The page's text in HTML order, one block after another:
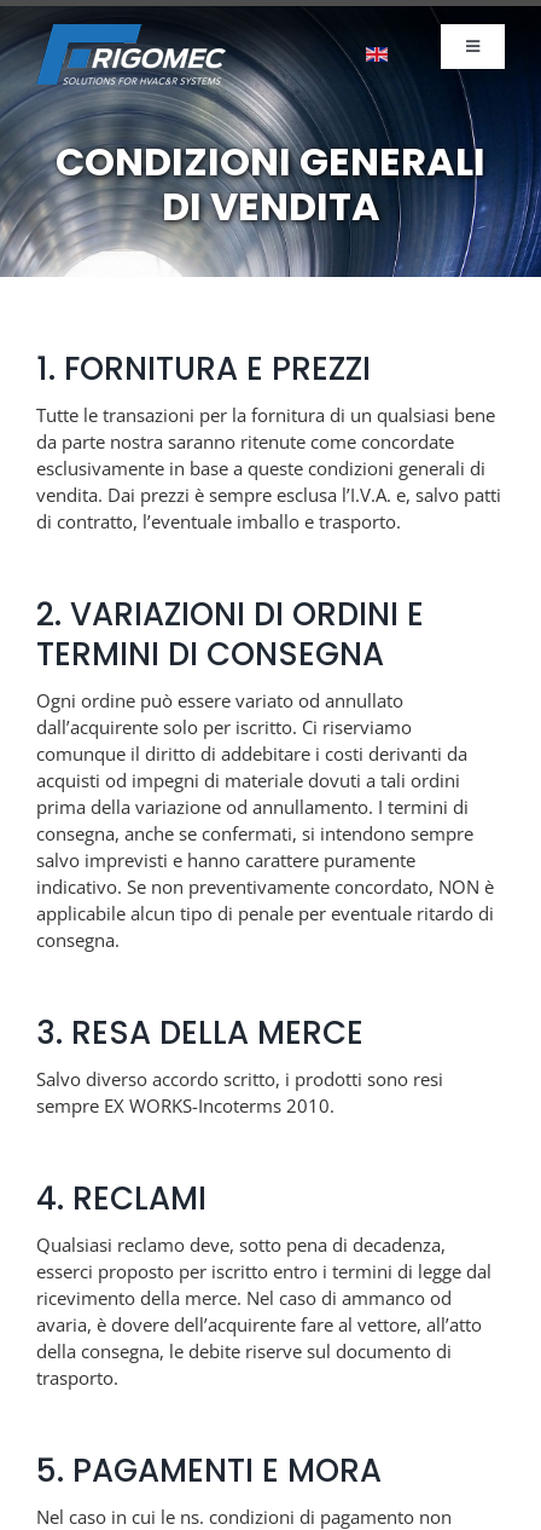
Salta
contenuto
Toggle
Azienda
Prodotti
News
Sostenibilità
CONDIZIONI GENERALI
DI VENDITA
1. FORNITURA E PREZZI
Tutte le transazioni per la fornitura di un qualsiasi bene
da parte nostra saranno ritenute come concordate
esclusivamente in base a queste condizioni generali di
vendita. Dai prezzi è sempre esclusa l’I.V.A. e, salvo patti
di contratto, l’eventuale imballo e trasporto.
2. VARIAZIONI DI ORDINI E
TERMINI DI CONSEGNA
Ogni ordine può essere variato od annullato
dall’acquirente solo per iscritto. Ci riserviamo
comunque il diritto di addebitare i costi derivanti da
acquisti od impegni di materiale dovuti a tali ordini
prima della variazione od annullamento. I termini di
consegna, anche se confermati, si intendono sempre
salvo imprevisti e hanno carattere puramente
indicativo. Se non preventivamente concordato, NON è
applicabile alcun tipo di penale per eventuale ritardo di
consegna.
3. RESA DELLA MERCE
Salvo diverso accordo scritto, i prodotti sono resi
sempre EX WORKS-Incoterms 2010.
4. RECLAMI
Qualsiasi reclamo deve, sotto pena di decadenza,
esserci proposto per iscritto entro i termini di legge dal
ricevimento della merce. Nel caso di ammanco od
avaria, è dovere dell’acquirente fare al vettore, all’atto
della consegna, le debite riserve sul documento di
trasporto.
5. PAGAMENTI E MORA
Nel caso in cui le ns. condizioni di pagamento non